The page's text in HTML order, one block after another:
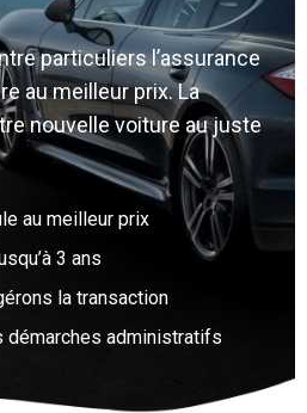
particuliers l’assurance
au meilleur prix. La
nouvelle voiture au juste
au meilleur prix
3 ans
la transaction
administratifs